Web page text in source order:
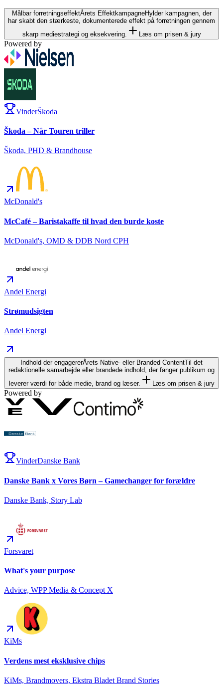
Målbar forretningseffektÅrets EffektkampagneHylder kampagnen, der
har skabt den stærkeste, dokumenterede effekt på forretningen gennem
skarp mediestrategi og eksekvering.
Læs om prisen & jury
Powered by
VinderŠkoda
Škoda – Når Touren triller
Škoda, PHD & Brandhouse
McDonald's
McCafé – Baristakaffe til hvad den burde koste
McDonald's, OMD & DDB Nord CPH
Andel Energi
Strømudsigten
Andel Energi
Indhold der engagererÅrets Native- eller Branded ContentTil det
redaktionelle samarbejde eller brandede indhold, der fanger publikum og
leverer værdi for både medie, brand og læser.
Læs om prisen & jury
Powered by
VinderDanske Bank
Danske Bank x Vores Børn – Gamechanger for forældre
Danske Bank, Story Lab
Forsvaret
What's your purpose
Advice, WPP Media & Concept X
KiMs
Verdens mest eksklusive chips
KiMs, Brandmovers, Ekstra Bladet Brand Stories